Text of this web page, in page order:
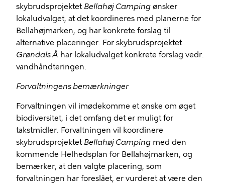
skybrudsprojektet Bellahøj Camping ønsker
lokaludvalget, at det koordineres med planerne for
Bellahøjmarken, og har konkrete forslag til
alternative placeringer. For skybrudsprojektet
Grøndals Å har lokaludvalget konkrete forslag vedr.
vandhåndteringen.
Forvaltningens bemærkninger
Forvaltningen vil imødekomme et ønske om øget
biodiversitet, i det omfang det er muligt for
takstmidler. Forvaltningen vil koordinere
skybrudsprojektet Bellahøj Camping med den
kommende Helhedsplan for Bellahøjmarken, og
bemærker, at den valgte placering, som
forvaltningen har foreslået, er vurderet at være den